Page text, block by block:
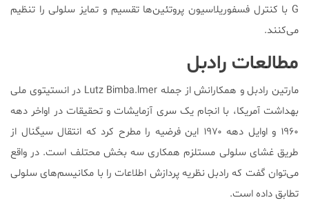
G با کنترل فسفوریلاسیون پروتئین‌ها تقسیم و تمایز سلولی را تنظیم
می‌کنند.
مطالعات رادبل
مارتین رادبل و همكارانش از جمله Lutz Bimba.lmer در انستیتوی ملی
بهداشت آمریكا، با انجام یک سری آزمایشات و تحقیقات در اواخر دهه
۱۹۶۰ و اوایل دهه ۱۹۷۰ این فرضیه را مطرح کرد که انتقال سیگنال از
طریق غشای سلولی مستلزم همکاری سه بخش محتلف است. در واقع
می‌توان گفت که رادبل نظریه پردازش اطلاعات را با مکانیسم‌های سلولی
تطابق داده است.